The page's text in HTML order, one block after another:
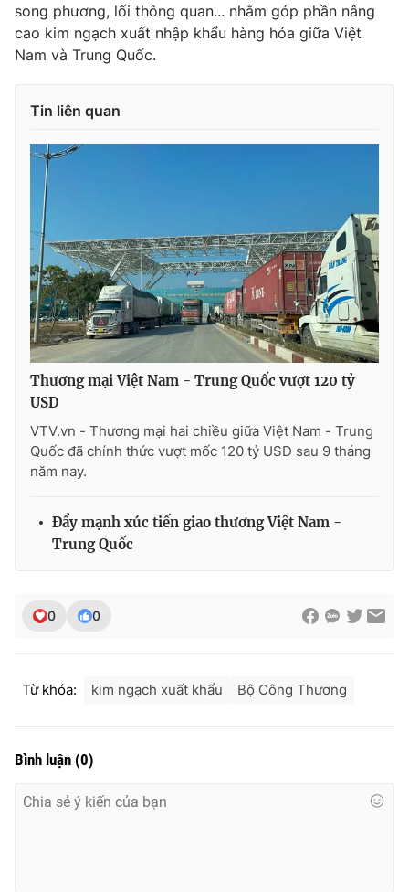
Ðiện thoại Thời báo VTV:024.66 897 897
Email:toasoan@vtv.vn
Liên hệ quảng cáo:024-7300.7108
® Cấm sao chép dưới mọi hình thức nếu không có sự chấp
thuận bằng văn bản. Ghi rõ nguồn VTV.vn khi phát hành lại
thông tin từ website này.
song phương, lối thông quan... nhằm góp phần nâng
cao kim ngạch xuất nhập khẩu hàng hóa giữa Việt
Nam và Trung Quốc.
Tin liên quan
Thương mại Việt Nam - Trung Quốc vượt 120 tỷ
USD
VTV.vn - Thương mại hai chiều giữa Việt Nam - Trung
Quốc đã chính thức vượt mốc 120 tỷ USD sau 9 tháng
năm nay.
Đẩy mạnh xúc tiến giao thương Việt Nam -
Trung Quốc
0 0
Từ khóa: kim ngạch xuất khẩu Bộ Công Thương
Bình luận (0)